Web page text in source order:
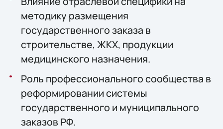
методику размещения
государственного заказа в
строительстве, ЖКХ, продукции
медицинского назначения.
Роль профессионального сообщества в
реформировании системы
государственного и муниципального
заказов РФ.